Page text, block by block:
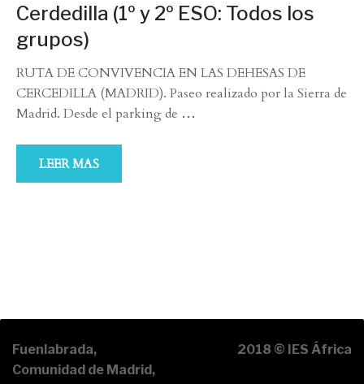
Cerdedilla (1º y 2º ESO: Todos los
grupos)
RUTA DE CONVIVENCIA EN LAS DEHESAS DE
CERCEDILLA (MADRID). Paseo realizado por la Sierra de
Madrid. Desde el parking de …
LEER MAS
Fuenlabrada,
Comunidad de Madrid,
2018 © IES África